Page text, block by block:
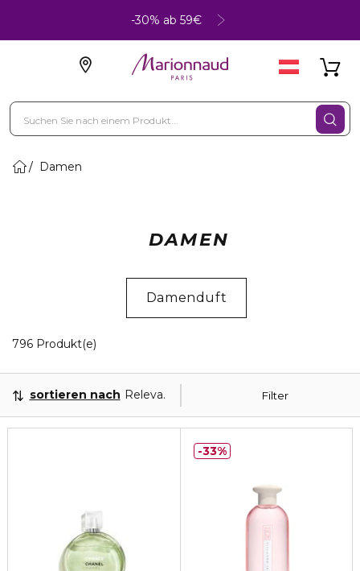
-30% ab 59€
Damen
DAMEN
Damenduft
796 Produkt(e)
Filter
sortieren nach Relevanz
33%